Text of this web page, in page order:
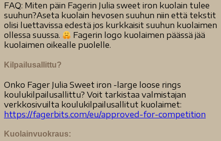
FAQ: Miten päin Fagerin Julia sweet iron kuolain tulee
suuhun?Aseta kuolain hevosen suuhun niin että tekstit
olisi luettavissa edestä jos kurkkaisit suuhun kuolaimen
ollessa suussa.
Fagerin logo kuolaimen päässä jää
kuolaimen oikealle puolelle.
Kilpailusallittu?
Onko Fager Julia Sweet iron -large loose rings
koulukilpailusallittu? Voit tarkistaa valmistajan
verkkosivuilta koulukilpailusallitut kuolaimet:
https://fagerbits.com/eu/approved-for-competition
Kuolainvuokraus: